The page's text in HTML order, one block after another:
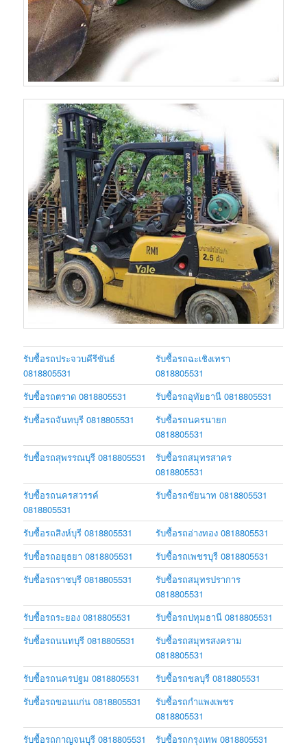
รับซื้อรถประจวบคีรีขันธ์
0818805531
รับซื้อรถฉะเชิงเทรา
0818805531
รับซื้อรถตราด 0818805531
รับซื้อรถอุทัยธานี 0818805531
รับซื้อรถจันทบุรี 0818805531
รับซื้อรถนครนายก
0818805531
รับซื้อรถสุพรรณบุรี 0818805531
รับซื้อรถสมุทรสาคร
0818805531
รับซื้อรถนครสวรรค์
0818805531
รับซื้อรถชัยนาท 0818805531
รับซื้อรถสิงห์บุรี 0818805531
รับซื้อรถอ่างทอง 0818805531
รับซื้อรถอยุธยา 0818805531
รับซื้อรถเพชรบุรี 0818805531
รับซื้อรถราชบุรี 0818805531
รับซื้อรถสมุทรปราการ
0818805531
รับซื้อรถระยอง 0818805531
รับซื้อรถปทุมธานี 0818805531
รับซื้อรถนนทบุรี 0818805531
รับซื้อรถสมุทรสงคราม
0818805531
รับซื้อรถนครปฐม 0818805531
รับซื้อรถชลบุรี 0818805531
รับซื้อรถขอนแก่น 0818805531
รับซื้อรถกำแพงเพชร
0818805531
รับซื้อรถกาญจนบุรี 0818805531
รับซื้อรถกรุงเทพ 0818805531